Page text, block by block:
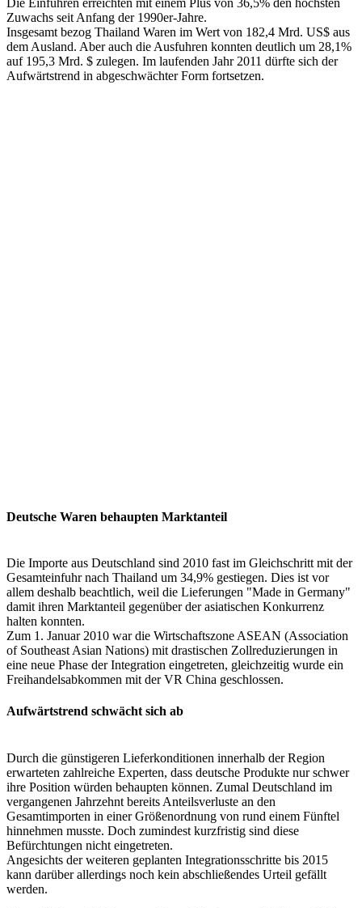
Zuwachs seit Anfang der 1990er-Jahre.
Insgesamt bezog Thailand Waren im Wert von 182,4 Mrd. US$ aus
dem Ausland. Aber auch die Ausfuhren konnten deutlich um 28,1%
auf 195,3 Mrd. $ zulegen. Im laufenden Jahr 2011 dürfte sich der
Aufwärtstrend in abgeschwächter Form fortsetzen.
Deutsche Waren behaupten Marktanteil
Die Importe aus Deutschland sind 2010 fast im Gleichschritt mit der
Gesamteinfuhr nach Thailand um 34,9% gestiegen. Dies ist vor
allem deshalb beachtlich, weil die Lieferungen "Made in Germany"
damit ihren Marktanteil gegenüber der asiatischen Konkurrenz
halten konnten.
Zum 1. Januar 2010 war die Wirtschaftszone ASEAN (Association
of Southeast Asian Nations) mit drastischen Zollreduzierungen in
eine neue Phase der Integration eingetreten, gleichzeitig wurde ein
Freihandelsabkommen mit der VR China geschlossen.
Aufwärtstrend schwächt sich ab
Durch die günstigeren Lieferkonditionen innerhalb der Region
erwarteten zahlreiche Experten, dass deutsche Produkte nur schwer
ihre Position würden behaupten können. Zumal Deutschland im
vergangenen Jahrzehnt bereits Anteilsverluste an den
Gesamtimporten in einer Größenordnung von rund einem Fünftel
hinnehmen musste. Doch zumindest kurzfristig sind diese
Befürchtungen nicht eingetreten.
Angesichts der weiteren geplanten Integrationsschritte bis 2015
kann darüber allerdings noch kein abschließendes Urteil gefällt
werden.